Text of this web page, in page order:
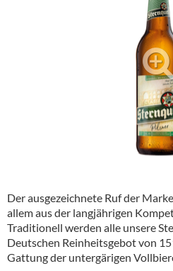
Der ausgezeichnete Ruf der
allem aus der langjährigen
Traditionell werden alle unsere
Deutschen Reinheitsgebot von
Gattung der untergärigen